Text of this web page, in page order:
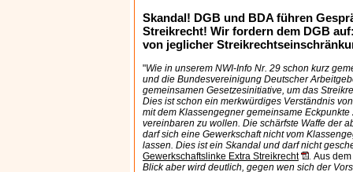
Skandal! DGB und BDA führen
Streikrecht! Wir fordern dem DGB
von jeglicher
"Wie in unserem NWI-Info Nr. 29 schon kurz
und die Bundesvereinigung Deutscher
gemeinsamen Gesetzesinitiative, um das
Dies ist schon ein merkwürdiges Verständnis
mit dem Klassengegner gemeinsame Eckpunkte
vereinbaren zu wollen. Die schärfste Waffe der
darf sich eine Gewerkschaft nicht vom
lassen. Dies ist ein Skandal und darf nicht
Gewerkschaftslinke Extra Streikrecht
Aus dem
Blick aber wird deutlich, gegen wen sich der